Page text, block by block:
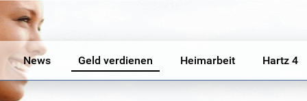
News Geld verdienen Heimarbeit Hartz 4